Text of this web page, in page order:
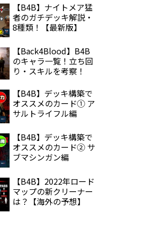
【B4B】ナイトメア猛
者のガチデッキ解説・
8種類！【最新版】
【Back4Blood】B4B
のキャラ一覧！立ち回
り・スキルを考察！
【B4B】デッキ構築で
オススメのカード① ア
サルトライフル編
【B4B】デッキ構築で
オススメのカード② サ
ブマシンガン編
【B4B】2022年ロード
マップの新クリーナー
は？【海外の予想】